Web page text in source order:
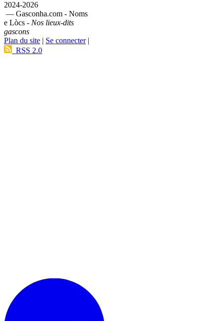
2024-2026
— Gasconha.com - Noms
e Lòcs - Nos lieux-dits
gascons
Plan du site | Se connecter|
RSS 2.0